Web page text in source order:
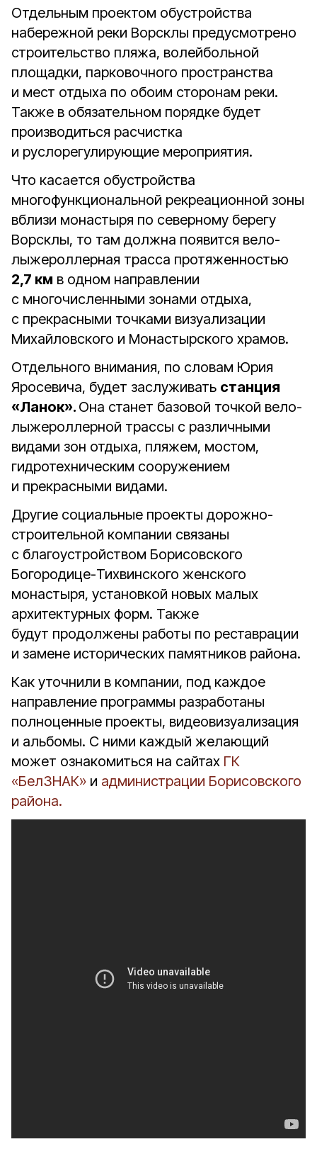
Отдельным проектом обустройства
набережной реки Ворсклы предусмотрено
строительство пляжа, волейбольной
площадки, парковочного пространства
и мест отдыха по обоим сторонам реки.
Также в обязательном порядке будет
производиться расчистка
и руслорегулирующие мероприятия.
Что касается обустройства
многофункциональной рекреационной зоны
вблизи монастыря по северному берегу
Ворсклы, то там должна появится вело-
лыжероллерная трасса протяженностью
2,7 км в одном направлении
с многочисленными зонами отдыха,
с прекрасными точками визуализации
Михайловского и Монастырского храмов.
Отдельного внимания, по словам Юрия
Яросевича, будет заслуживать станция
«Ланок». Она станет базовой точкой вело-
лыжероллерной трассы с различными
видами зон отдыха, пляжем, мостом,
гидротехническим сооружением
и прекрасными видами.
Другие социальные проекты дорожно-
строительной компании связаны
с благоустройством Борисовского
Богородице-Тихвинского женского
монастыря, установкой новых малых
архитектурных форм. Также
будут продолжены работы по реставрации
и замене исторических памятников района.
Как уточнили в компании, под каждое
направление программы разработаны
полноценные проекты, видеовизуализация
и альбомы. С ними каждый желающий
может ознакомиться на сайтах ГК
«БелЗНАК» и администрации Борисовского
района.